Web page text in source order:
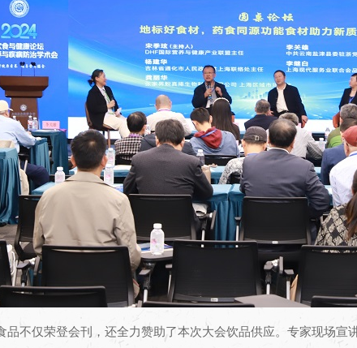
不仅荣登会刊，还全力赞助了本次大会饮品供应。专家现场